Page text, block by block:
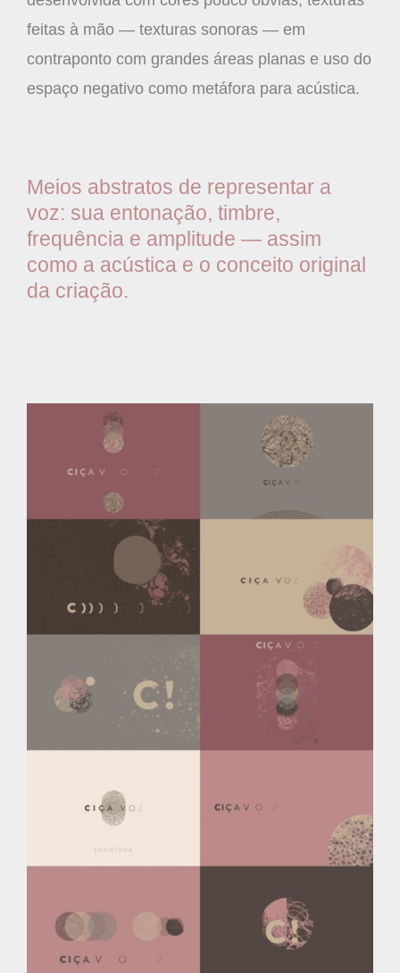
feitas à mão — texturas sonoras — em
contraponto com grandes áreas planas e uso do
espaço negativo como metáfora para acústica.
Meios abstratos de representar a
voz: sua entonação, timbre,
frequência e amplitude — assim
como a acústica e o conceito original
da criação.